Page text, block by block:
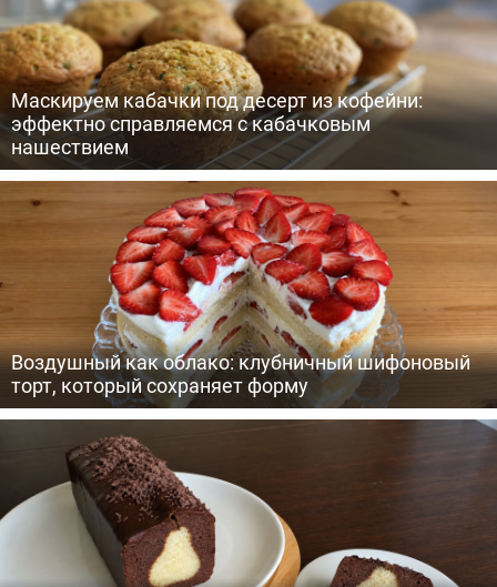
Маскируем кабачки под десерт из кофейни:
эффектно справляемся с кабачковым
нашествием
Воздушный как облако: клубничный шифоновый
торт, который сохраняет форму